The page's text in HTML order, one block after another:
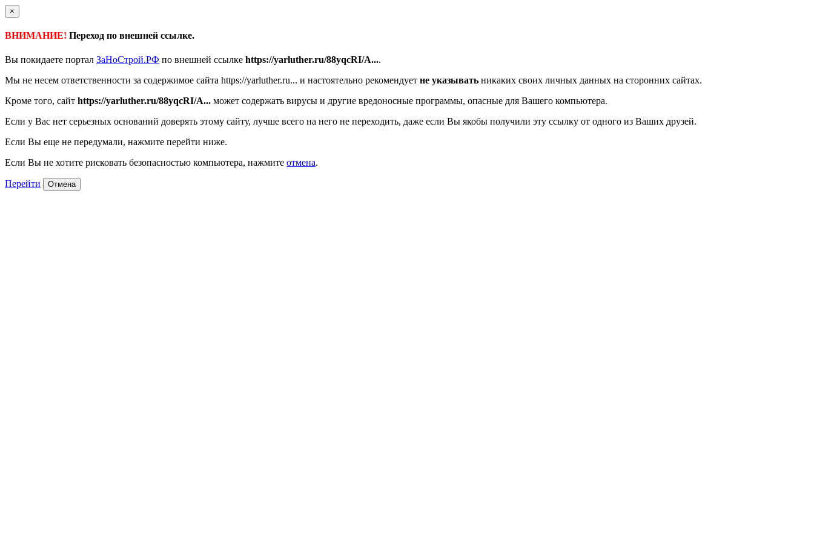
×
ВНИМАНИЕ! Переход по внешней ссылке.
Вы покидаете портал ЗаНоСтрой.РФ по внешней ссылке https://yarluther.ru/88yqcRI/A....
Мы не несем ответственности за содержимое сайта https://yarluther.ru... и настоятельно рекомендует не указывать никаких своих личных данных на сторонних сайтах.
Кроме того, сайт https://yarluther.ru/88yqcRI/A... может содержать вирусы и другие вредоносные программы, опасные для Вашего компьютера.
Если у Вас нет серьезных оснований доверять этому сайту, лучше всего на него не переходить, даже если Вы якобы получили эту ссылку от одного из Ваших друзей.
Если Вы еще не передумали, нажмите перейти ниже.
Если Вы не хотите рисковать безопасностью компьютера, нажмите отмена.
Перейти Отмена